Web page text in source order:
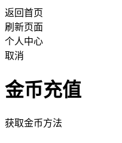
返回首页
刷新页面
个人中心
取消
金币充值
获取金币方法